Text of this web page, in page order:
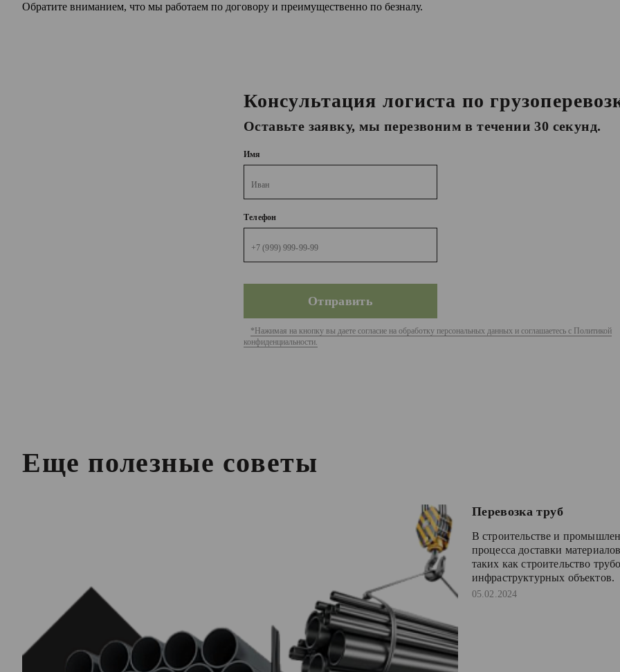
Обратите вниманием, что мы работаем по договору и преимущественно по безналу.
Консультация логиста по
Оставьте заявку, мы перезвоним в течении 30 секунд.
Имя
Телефон
*Нажимая на кнопку вы даете согласие на обработку персональных данных и соглашаетесь с Политикой
конфиденциальности.
Еще полезные советы
Перевозка труб
В строительстве и
процесса доставки
таких как строительство
инфраструктурных объектов.
05.02.2024